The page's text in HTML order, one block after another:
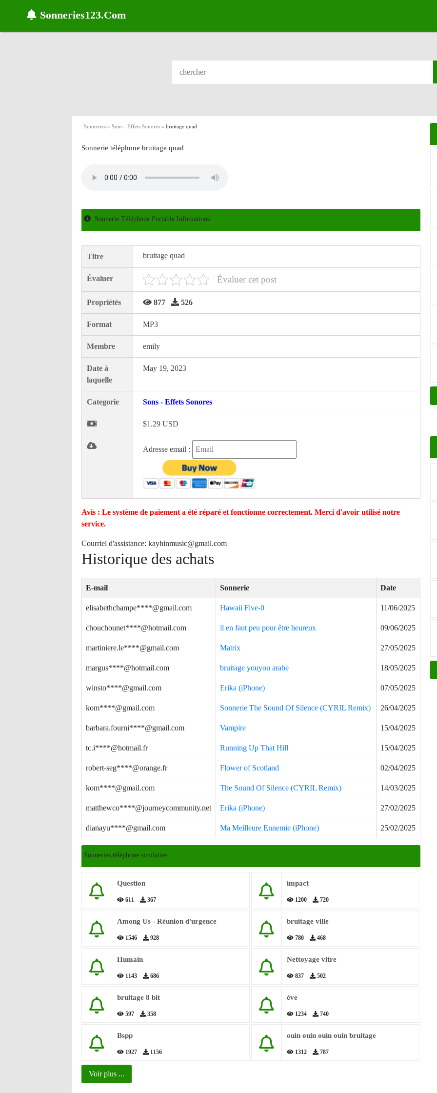
Sonneries123.Com
Sonneries » Sons - Effets Sonores » bruitage quad
Sonnerie téléphone bruitage quad
Sonnerie Téléphone Portable Infomations
Titre bruitage quad
Évaluer Évaluer cet post
Propriétés 877 526
Format MP3
Membre emily
Date à
laquelle
May 19, 2023
Categorie Sons - Effets Sonores
$1.29 USD
Adresse email :
Avis : Le système de paiement a été réparé et fonctionne correctement. Merci d'avoir utilisé notre
service.
Courriel d'assistance: kayhinmusic@gmail.com
Historique des achats
E-mail Sonnerie Date
elisabethchampe****@gmail.com Hawaii Five-0 11/06/2025
chouchounet****@hotmail.com il en faut peu pour être heureux 09/06/2025
martiniere.le****@gmail.com Matrix 27/05/2025
margus****@hotmail.com bruitage youyou arabe 18/05/2025
winsto****@gmail.com Erika (iPhone) 07/05/2025
kom****@gmail.com Sonnerie The Sound Of Silence (CYRIL Remix) 26/04/2025
barbara.fourni****@gmail.com Vampire 15/04/2025
tc.i****@hotmail.fr Running Up That Hill 15/04/2025
robert-seg****@orange.fr Flower of Scotland 02/04/2025
kom****@gmail.com The Sound Of Silence (CYRIL Remix) 14/03/2025
matthewco****@journeycommunity.net Erika (iPhone) 27/02/2025
dianayu****@gmail.com Ma Meilleure Ennemie (iPhone) 25/02/2025
Sonneries téléphone similaires
Question
611 367
impact
1200 720
Among Us - Réunion d'urgence
1546 928
bruitage ville
780 468
Humain
1143 686
Nettoyage vitre
837 502
bruitage 8 bit
597 358
ève
1234 740
Bspp
1927 1156
ouin ouin ouin ouin bruitage
1312 787
Voir plus ...